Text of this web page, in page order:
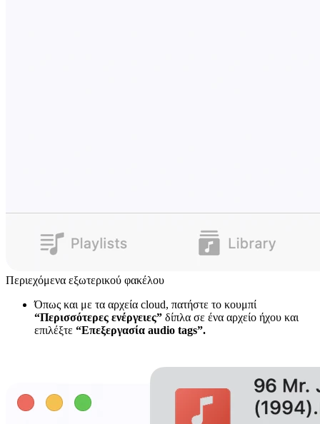
Περιεχόμενα εξωτερικού φακέλου
Όπως και με τα αρχεία cloud, πατήστε το κουμπί
“Περισσότερες ενέργειες” δίπλα σε ένα αρχείο ήχου και
επιλέξτε “Επεξεργασία audio tags”.